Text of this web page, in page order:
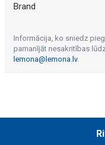
Brand
Informācija, ko sniedz
pamanījāt nesakritības
lemona@lemona.lv.